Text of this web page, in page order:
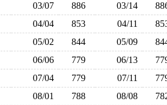
03/07 886 03/14
04/04 853 04/11
05/02 844 05/09
06/06 779 06/13
07/04 779 07/11
08/01 788 08/08